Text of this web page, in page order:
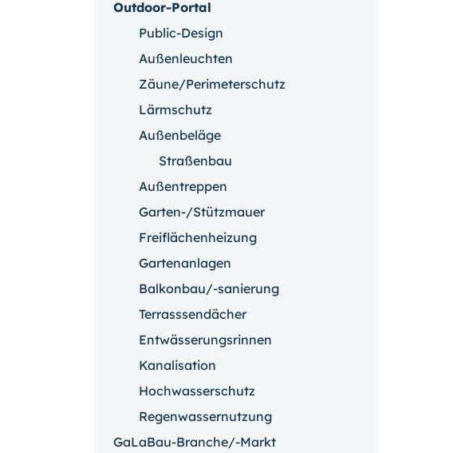
Outdoor-Portal
Public-Design
Außenleuchten
Zäune/Perimeterschutz
Lärmschutz
Außenbeläge
Straßenbau
Außentreppen
Garten-/Stützmauer
Freiflächenheizung
Gartenanlagen
Balkonbau/-sanierung
Terrasssendächer
Entwässerungsrinnen
Kanalisation
Hochwasserschutz
Regenwassernutzung
GaLaBau-Branche/-Markt